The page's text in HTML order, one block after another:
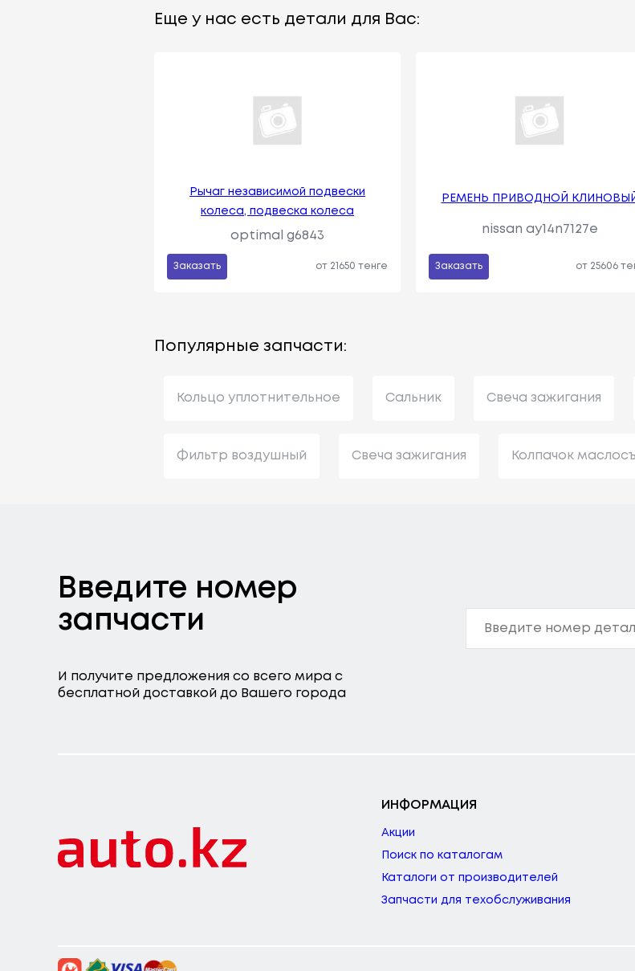
Еще у нас есть детали для Вас:
Рычаг независимой подвески
колеса, подвеска колеса
optimal g6843
Заказать от 21650 тенге
РЕМЕНЬ ПРИВОДНОЙ
nissan ay14n7127e
Заказать от 25606
Популярные запчасти:
Кольцо уплотнительное Сальник Свеча зажигания
Фильтр воздушный Свеча зажигания Колпачок
Введите номер
запчасти
И получите предложения со всего мира с
бесплатной доставкой до Вашего города
ИНФОРМАЦИЯ
Акции
Поиск по каталогам
Каталоги от производителей
Запчасти для техобслуживания